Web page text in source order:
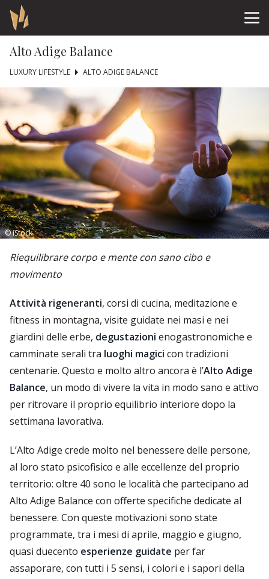
Alto Adige Balance
LUXURY LIFESTYLE ALTO ADIGE BALANCE
© iStock
Riequilibrare corpo e mente con sano cibo e
movimento
Attività rigeneranti, corsi di cucina, meditazione e
fitness in montagna, visite guidate nei masi e nei
giardini delle erbe, degustazioni enogastronomiche e
camminate serali tra luoghi magici con tradizioni
centenarie. Questo e molto altro ancora è l’Alto Adige
Balance, un modo di vivere la vita in modo sano e attivo
per ritrovare il proprio equilibrio interiore dopo la
settimana lavorativa.
L’Alto Adige crede molto nel benessere delle persone,
al loro stato psicofisico e alle eccellenze del proprio
territorio: oltre 40 sono le località che partecipano ad
Alto Adige Balance con offerte specifiche dedicate al
benessere. Con queste motivazioni sono state
programmate, tra i mesi di aprile, maggio e giugno,
quasi duecento esperienze guidate per far
assaporare, con tutti i 5 sensi, i colori e i sapori della